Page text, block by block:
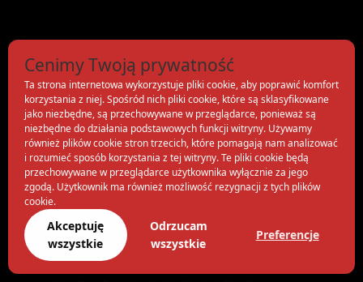
Cenimy Twoją prywatność
Ta strona internetowa wykorzystuje pliki cookie, aby poprawić komfort
korzystania z niej. Spośród nich pliki cookie, które są sklasyfikowane
jako niezbędne, są przechowywane w przeglądarce, ponieważ są
niezbędne do działania podstawowych funkcji witryny. Używamy
również plików cookie stron trzecich, które pomagają nam analizować
i rozumieć sposób korzystania z tej witryny. Te pliki cookie będą
przechowywane w przeglądarce użytkownika wyłącznie za jego
zgodą. Użytkownik ma również możliwość rezygnacji z tych plików
cookie.
Akceptuję
wszystkie
Odrzucam
wszystkie
Preferencje